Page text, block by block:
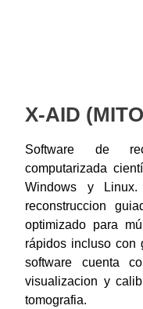
X-AID
Software de
computarizada
Windows y
reconstruccion
optimizado para
rápidos incluso con
software cuenta
visualizacion y
tomografia.